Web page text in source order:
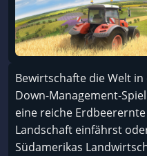
Bewirtschafte die Welt
Down-Management-
eine reiche
Landschaft einfährst
Südamerikas